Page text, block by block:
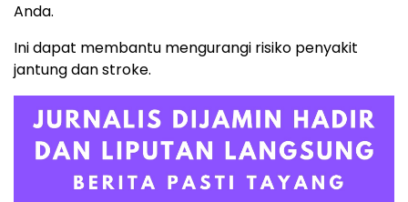
Anda.
Ini dapat membantu mengurangi risiko penyakit
jantung dan stroke.